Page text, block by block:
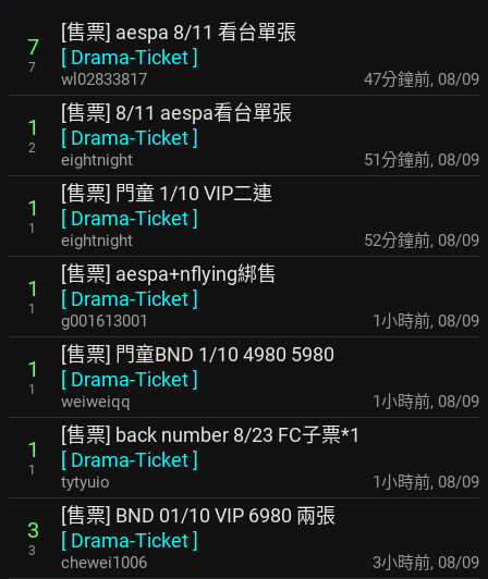
7
7
[售票] aespa 8/11 看台單張
[ Drama-Ticket]
wl02833817 47分鐘前, 08/09
1
2
[售票] 8/11 aespa看台單張
[ Drama-Ticket]
eightnight 51分鐘前, 08/09
1
1
[售票] 門童 1/10 VIP二連
[ Drama-Ticket]
eightnight 52分鐘前, 08/09
1
1
[售票] aespa+nflying綁售
[ Drama-Ticket]
g001613001 1小時前, 08/09
1
1
[售票] 門童BND 1/10 4980 5980
[ Drama-Ticket]
weiweiqq 1小時前, 08/09
1
1
[售票] back number 8/23 FC子票*1
[ Drama-Ticket]
tytyuio 1小時前, 08/09
3
3
[售票] BND 01/10 VIP 6980 兩張
[ Drama-Ticket]
chewei1006 3小時前, 08/09